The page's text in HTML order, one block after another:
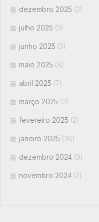
dezembro 2025 (2)
julho 2025 (3)
junho 2025 (3)
maio 2025 (8)
abril 2025 (7)
março 2025 (2)
fevereiro 2025 (2)
janeiro 2025 (36)
dezembro 2024 (9)
novembro 2024 (2)